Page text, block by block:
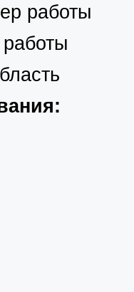
работы